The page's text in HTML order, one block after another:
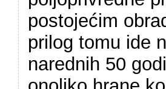
postojećim
prilog tomu ide
narednih 50